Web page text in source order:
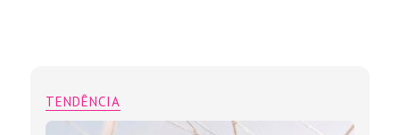
TENDÊNCIA